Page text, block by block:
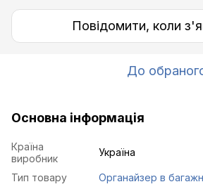
Повідомити, коли
До
Основна інформація
Країна
виробник
Україна
Тип товару
Органайзер в